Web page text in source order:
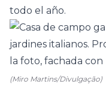
todo el año.
(Miro Martins/Divulgação)